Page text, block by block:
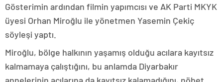
Gösterimin ardından filmin yapımcısı ve AK Parti MKYK
üyesi Orhan Miroğlu ile yönetmen Yasemin Çekiç
söyleşi yaptı.
Miroğlu, bölge halkının yaşamış olduğu acılara kayıtsız
kalmamaya çalıştığını, bu anlamda Diyarbakır